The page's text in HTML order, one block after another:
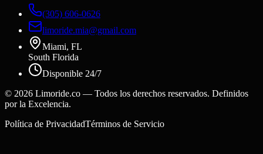
(305) 606-0626
limoride.mia@gmail.com
Miami, FL
South Florida
Disponible 24/7
© 2026 Limoride.co — Todos los derechos reservados. Definidos
por la Excelencia.
Política de PrivacidadTérminos de Servicio